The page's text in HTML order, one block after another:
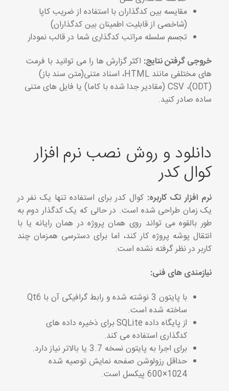
مقایسه بین کدگذاران با استفاده از ضریب کاپا
(شاخصی از قابلیت اطمینان بین کدگذاران)
تجسم سلسله مراتب کدگذاری شما در قالب نمودار
خروجی گرفتن نتایج: اکثر گزارش ها را می توانید با فرمت
های مختلفی مانند HTML، اسناد متنی(متن سند باز)
(ODT)، CSV (مقادیر جدا شده با کاما) یا فایل های متنی
ساده صادر کنید.
دانلود و روش نصب نرم افزار
کوال کدر
نرم افزار تک کاربره: کوال کدر برای استفاده تنها یک نفر در
یک زمان طراحی شده است. در حالی که یک کدگذار دوم به
طور بالقوه می تواند روی همان پروژه در همان رایانه یا با
انتقال پوشه پروژه کار کند، اما برای دسترسی همزمان چند
کاربر در نظر گرفته نشده است.
نیازمندی های فنی:
با پایتون 3 نوشته شده و رابط گرافیکی آن با Qt6
ساخته شده است.
از پایگاه داده SQLite برای ذخیره داده های
کدگذاری استفاده می کند.
برای اجرا به پایتون نسخه 3.7 یا بالاتر نیاز دارد.
حداقل رزولوشن صفحه نمایش توصیه شده
1024×600 پیکسل است.